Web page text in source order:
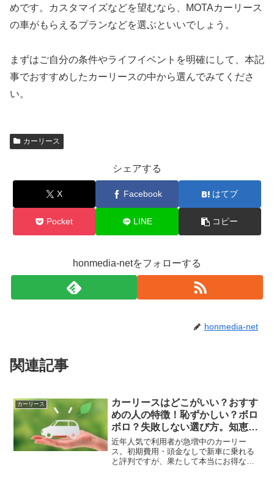
めです。カスタマイズなどを望むなら、MOTAカーリース
の車がもらえるプランなどを選ぶといいでしょう。
まずはご自分の条件やライフイベントを明確にして、本記
事でおすすめしたカーリースの中から選んでみてくださ
い。
カーリース
シェアする
X Facebook はてブ
Pocket LINE コピー
honmedia-netをフォローする
honmedia-net
関連記事
カーリース
カーリースはどこがいい？おすす
めの人の特徴！恥ずかしい？ボロ
ボロ？失敗しない選び方。知恵袋
など
近年人気で利用者が急増中のカーリー
ス。初期費用・頭金なしで新車に乗れる
と評判ですが、果たして本当にお得なの